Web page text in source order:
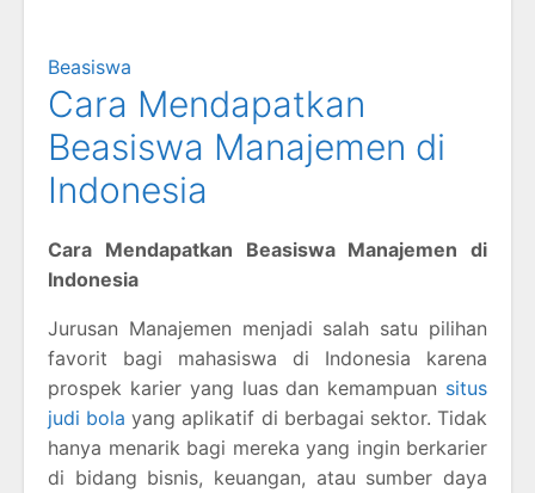
Beasiswa
Cara Mendapatkan
Beasiswa Manajemen di
Indonesia
Cara Mendapatkan Beasiswa Manajemen di
Indonesia
Jurusan Manajemen menjadi salah satu pilihan
favorit bagi mahasiswa di Indonesia karena
prospek karier yang luas dan kemampuan situs
judi bola yang aplikatif di berbagai sektor. Tidak
hanya menarik bagi mereka yang ingin berkarier
di bidang bisnis, keuangan, atau sumber daya